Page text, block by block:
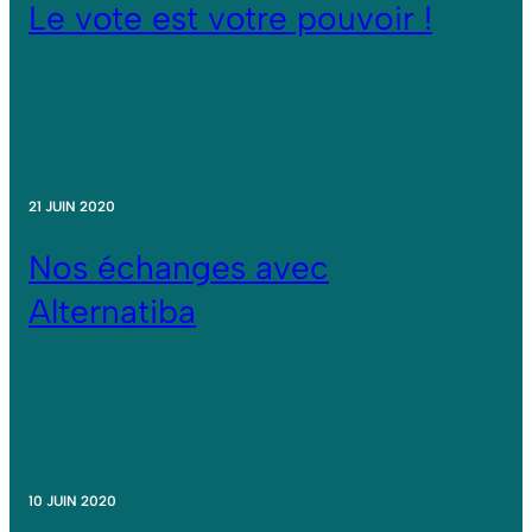
Le vote est votre pouvoir !
21 JUIN 2020
Nos échanges avec
Alternatiba
10 JUIN 2020